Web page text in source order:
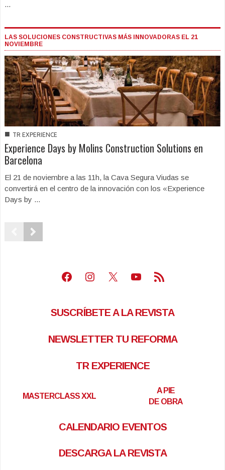
...
LAS SOLUCIONES CONSTRUCTIVAS MÁS INNOVADORAS EL 21
NOVIEMBRE
■ TR EXPERIENCE
Experience Days by Molins Construction Solutions en
Barcelona
El 21 de noviembre a las 11h, la Cava Segura Viudas se
convertirá en el centro de la innovación con los «Experience
Days by ...
Facebook
Instagram
X Youtube
Feed RSS
SUSCRÍBETE A LA REVISTA
NEWSLETTER TU REFORMA
TR EXPERIENCE
MASTERCLASS XXL
A PIE
DE OBRA
CALENDARIO EVENTOS
DESCARGA LA REVISTA